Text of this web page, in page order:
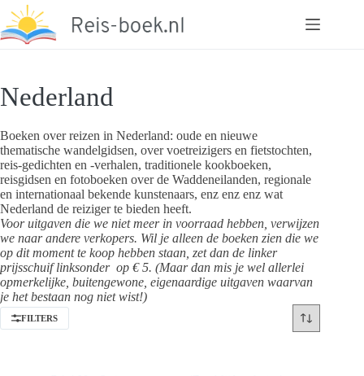
naar
de
Nederland
Boeken over reizen in Nederland: oude en nieuwe
thematische wandelgidsen, over voetreizigers en fietstochten,
reis-gedichten en -verhalen, traditionele kookboeken,
reisgidsen en fotoboeken over de Waddeneilanden, regionale
en internationaal bekende kunstenaars, enz enz enz wat
Nederland de reiziger te bieden heeft.
Voor uitgaven die we niet meer in voorraad hebben, verwijzen
we naar andere verkopers. Wil je alleen de boeken zien die we
op dit moment te koop hebben staan, zet dan de linker
prijsschuif linksonder op € 5. (Maar dan mis je wel allerlei
opmerkelijke, buitengewone, eigenaardige uitgaven waarvan
je het bestaan nog niet wist!)
FILTERS